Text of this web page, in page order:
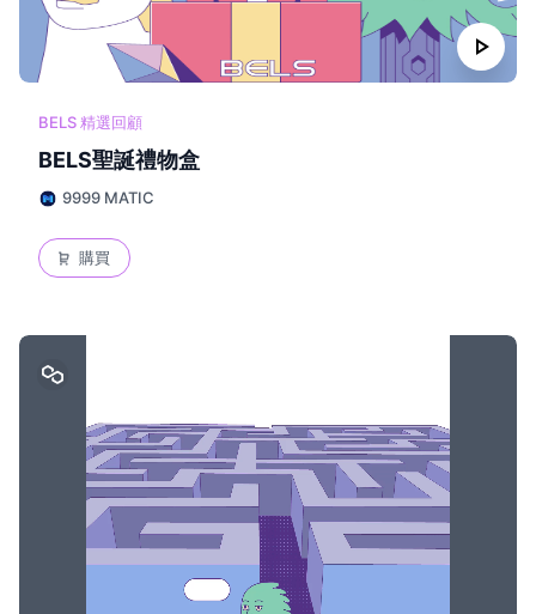
play_arrow
BELS 精選回顧
BELS聖誕禮物盒
9999 MATIC
購買